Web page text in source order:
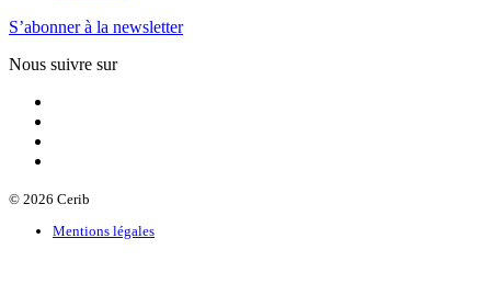
S’abonner à la newsletter
Nous suivre sur
© 2026 Cerib
Mentions légales